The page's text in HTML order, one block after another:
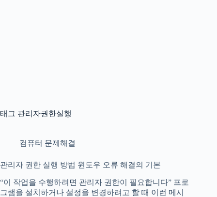
태그 관리자권한실행
컴퓨터 문제해결
관리자 권한 실행 방법 윈도우 오류 해결의 기본
“이 작업을 수행하려면 관리자 권한이 필요합니다” 프로
그램을 설치하거나 설정을 변경하려고 할 때 이런 메시